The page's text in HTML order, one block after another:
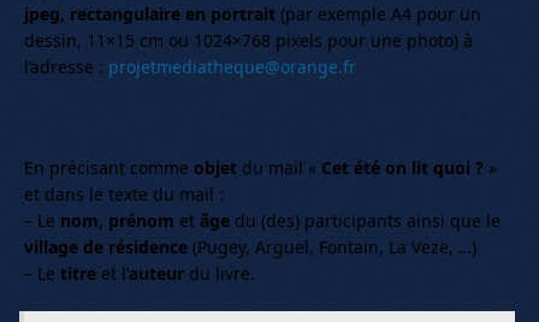
jpeg, rectangulaire en portrait (par exemple A4 pour un
dessin, 11×15 cm ou 1024×768 pixels pour une photo) à
l’adresse : projetmediatheque@orange.fr
En précisant comme objet du mail « Cet été on lit quoi ? »
et dans le texte du mail :
– Le nom, prénom et âge du (des) participants ainsi que le
village de résidence (Pugey, Arguel, Fontain, La Veze, …)
– Le titre et l’auteur du livre.